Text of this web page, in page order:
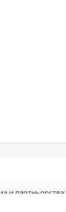
и партньорства: